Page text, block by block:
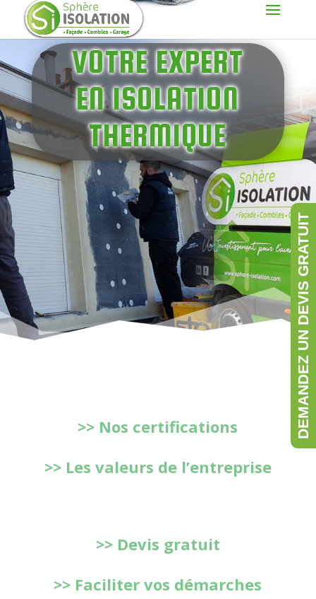
VOTRE EXPERT
EN ISOLATION
THERMIQUE
>> Nos certifications
>> Les valeurs de l’entreprise
>> Devis gratuit
>> Faciliter vos démarches
DEMANDEZ UN DEVIS GRATUIT